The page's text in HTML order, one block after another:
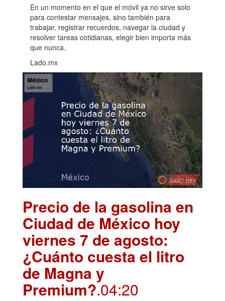
En un momento en el que el móvil ya no sirve solo
para contestar mensajes, sino también para
trabajar, registrar recuerdos, navegar la ciudad y
resolver tareas cotidianas, elegir bien importa más
que nunca.
Lado.mx
Precio de la gasolina en
Ciudad de México hoy
viernes 7 de agosto:
¿Cuánto cuesta el litro
de Magna y
Premium?.04:20